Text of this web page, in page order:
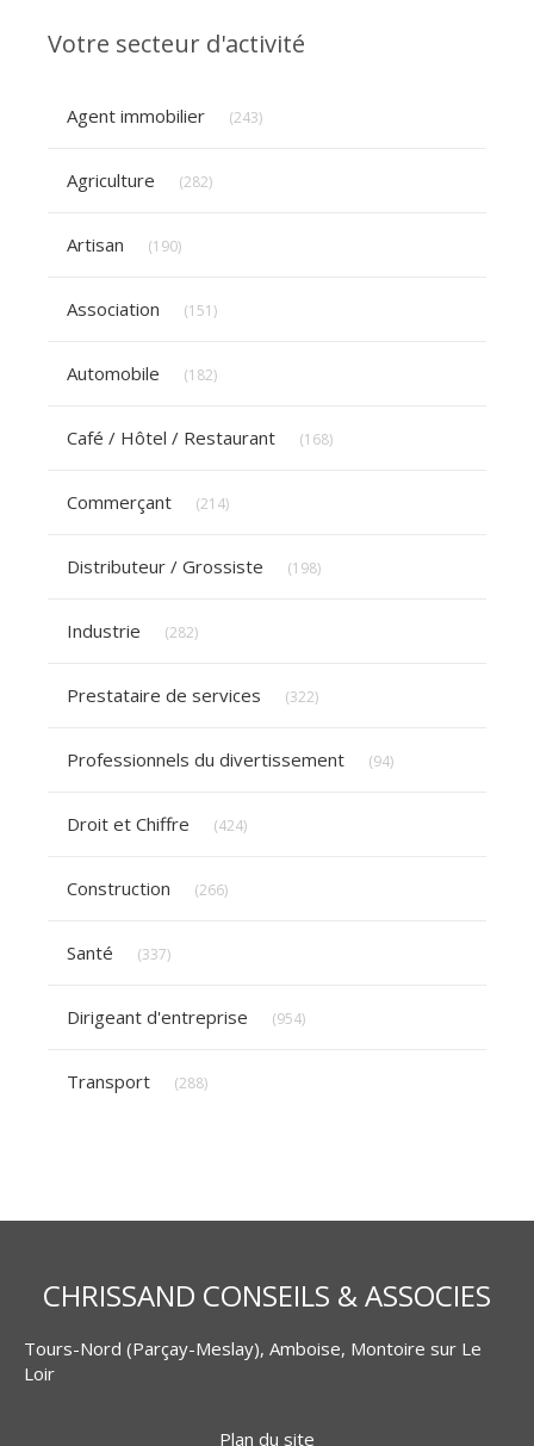
Votre secteur d'activité
Agent immobilier (243)
Agriculture (282)
Artisan (190)
Association (151)
Automobile (182)
Café / Hôtel / Restaurant (168)
Commerçant (214)
Distributeur / Grossiste (198)
Industrie (282)
Prestataire de services (322)
Professionnels du divertissement (94)
Droit et Chiffre (424)
Construction (266)
Santé (337)
Dirigeant d'entreprise (954)
Transport (288)
CHRISSAND CONSEILS & ASSOCIES
Tours-Nord (Parçay-Meslay), Amboise, Montoire sur Le
Loir
Plan du site